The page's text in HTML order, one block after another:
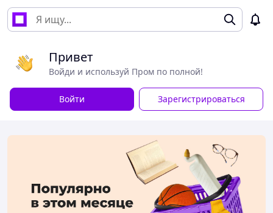
Привет
Войди и используй Пром по полной!
Войти Зарегистрироваться